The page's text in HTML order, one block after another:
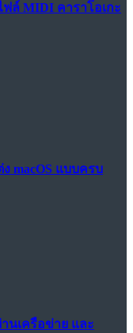
ฟล์ MIDI คาราโอเกะ
macOS แบบครบ
นเครือข่าย และ